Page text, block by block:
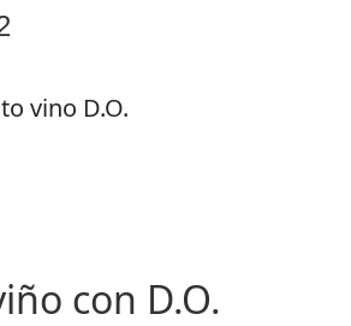
vino D.O.
con D.O.